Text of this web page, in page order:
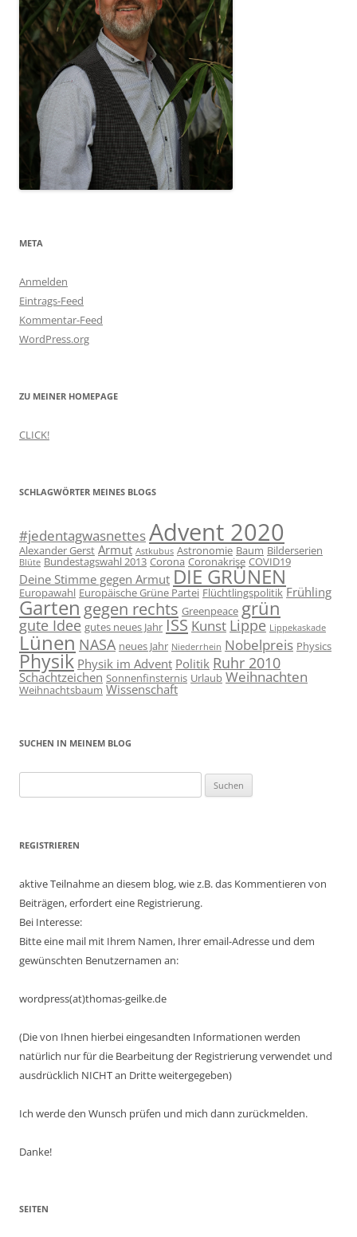
META
Anmelden
Eintrags-Feed
Kommentar-Feed
WordPress.org
ZU MEINER HOMEPAGE
CLICK!
SCHLAGWÖRTER MEINES BLOGS
#jedentagwasnettesAdvent 2020
Alexander Gerst Armut Astkubus Astronomie Baum Bilderserien
Blüte Bundestagswahl 2013 Corona Coronakrise COVID19
Deine Stimme gegen Armut DIE GRÜNEN
Europawahl Europäische Grüne Partei Flüchtlingspolitik Frühling
Garten gegen rechts Greenpeace grün
gute Idee gutes neues Jahr ISS Kunst Lippe Lippekaskade
Lünen NASA neues Jahr Niederrhein Nobelpreis Physics
Physik Physik im Advent Politik Ruhr 2010
Schachtzeichen Sonnenfinsternis Urlaub Weihnachten
Weihnachtsbaum Wissenschaft
SUCHEN IN MEINEM BLOG
nach:
REGISTRIEREN
aktive Teilnahme an diesem blog, wie z.B. das Kommentieren von
Beiträgen, erfordert eine Registrierung.
Bei Interesse:
Bitte eine mail mit Ihrem Namen, Ihrer email-Adresse und dem
gewünschten Benutzernamen an:
wordpress(at)thomas-geilke.de
(Die von Ihnen hierbei eingesandten Informationen werden
natürlich nur für die Bearbeitung der Registrierung verwendet und
ausdrücklich NICHT an Dritte weitergegeben)
Ich werde den Wunsch prüfen und mich dann zurückmelden.
Danke!
SEITEN